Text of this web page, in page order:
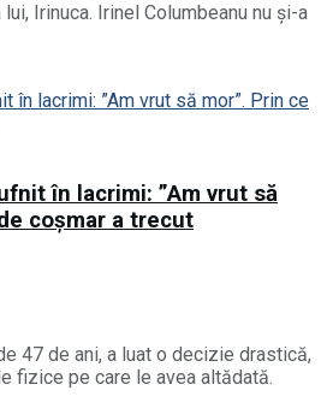
Irinuca. Irinel Columbeanu nu și-a
în lacrimi: ”Am vrut să
coșmar a trecut
47 de ani, a luat o decizie drastică,
fizice pe care le avea altădată.